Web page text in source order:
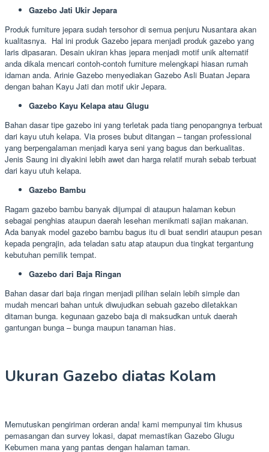
Gazebo Jati Ukir Jepara
Produk furniture jepara sudah tersohor di semua penjuru Nusantara akan
kualitasnya. Hal ini produk Gazebo jepara menjadi produk gazebo yang
laris dipasaran. Desain ukiran khas jepara menjadi motif unik alternatif
anda dikala mencari contoh-contoh furniture melengkapi hiasan rumah
idaman anda. Arinie Gazebo menyediakan Gazebo Asli Buatan Jepara
dengan bahan Kayu Jati dan motif ukir Jepara.
Gazebo Kayu Kelapa atau Glugu
Bahan dasar tipe gazebo ini yang terletak pada tiang penopangnya terbuat
dari kayu utuh kelapa. Via proses bubut ditangan – tangan professional
yang berpengalaman menjadi karya seni yang bagus dan berkualitas.
Jenis Saung ini diyakini lebih awet dan harga relatif murah sebab terbuat
dari kayu utuh kelapa.
Gazebo Bambu
Ragam gazebo bambu banyak dijumpai di ataupun halaman kebun
sebagai penghias ataupun daerah lesehan menikmati sajian makanan.
Ada banyak model gazebo bambu bagus itu di buat sendiri ataupun pesan
kepada pengrajin, ada teladan satu atap ataupun dua tingkat tergantung
kebutuhan pemilik tempat.
Gazebo dari Baja Ringan
Bahan dasar dari baja ringan menjadi pilihan selain lebih simple dan
mudah mencari bahan untuk diwujudkan sebuah gazebo diletakkan
ditaman bunga. kegunaan gazebo baja di maksudkan untuk daerah
gantungan bunga – bunga maupun tanaman hias.
Ukuran Gazebo diatas Kolam
Memutuskan pengiriman orderan anda! kami mempunyai tim khusus
pemasangan dan survey lokasi, dapat memastikan Gazebo Glugu
Kebumen mana yang pantas dengan halaman taman.